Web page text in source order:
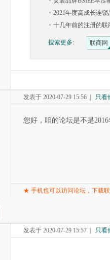
2021年度高成长连
十几年前的注册的联
搜索更多: 联商网
发表于 2020-07-29 15:56 只看
您好，咱的论坛是不是
★ 手机也可以访问论坛，下载
发表于 2020-07-29 15:57 只看